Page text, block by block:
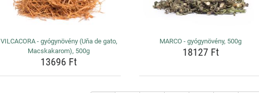
VILCACORA - gyógynövény (Uňa de gato,
Macskakarom), 500g
13696 Ft
MARCO - gyógynövény, 500g
18127 Ft